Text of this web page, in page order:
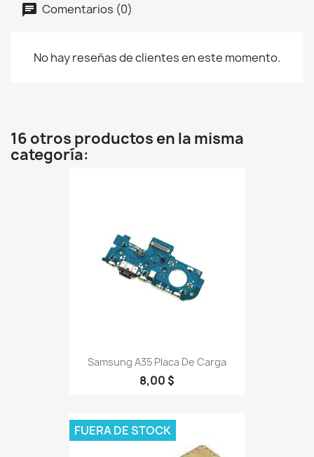
Comentarios (0)
No hay reseñas de clientes en este momento.
16 otros productos en la misma
categoría:
Samsung A35 Placa De Carga
8,00 $
FUERA DE STOCK